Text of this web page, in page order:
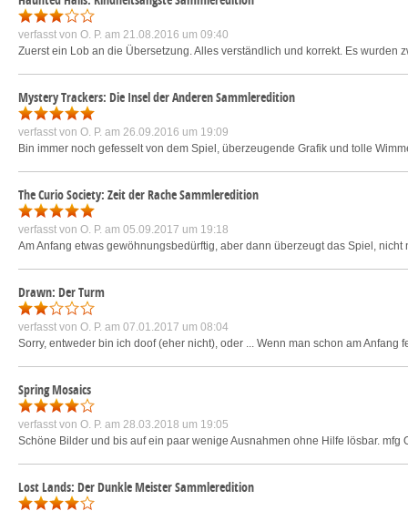
verfasst von O. P. am 21.08.2016 um 09:40
Zuerst ein Lob an die Übersetzung. Alles verständlich und korrekt. Es
Mystery Trackers: Die Insel der Anderen Sammleredition
verfasst von O. P. am 26.09.2016 um 19:09
Bin immer noch gefesselt von dem Spiel, überzeugende Grafik und tolle
The Curio Society: Zeit der Rache Sammleredition
verfasst von O. P. am 05.09.2017 um 19:18
Am Anfang etwas gewöhnungsbedürftig, aber dann überzeugt das Spiel,
Drawn: Der Turm
verfasst von O. P. am 07.01.2017 um 08:04
Sorry, entweder bin ich doof (eher nicht), oder ... Wenn man schon am
Spring Mosaics
verfasst von O. P. am 28.03.2018 um 19:05
Schöne Bilder und bis auf ein paar wenige Ausnahmen ohne Hilfe lösbar. mfg
Lost Lands: Der Dunkle Meister Sammleredition